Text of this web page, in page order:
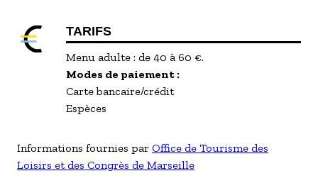
TARIFS
Menu adulte : de 40 à 60 €.
Modes de paiement :
Carte bancaire/crédit
Espèces
Informations fournies par Office de Tourisme des
Loisirs et des Congrès de Marseille